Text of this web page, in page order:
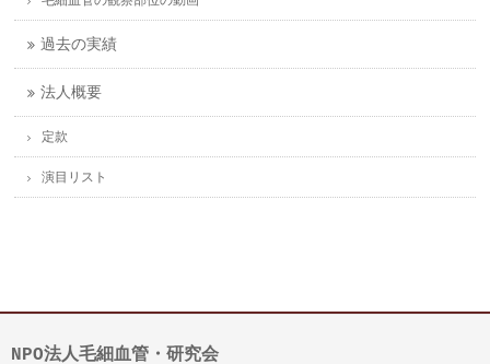
過去の実績
法人概要
定款
演目リスト
NPO法人毛細血管・研究会